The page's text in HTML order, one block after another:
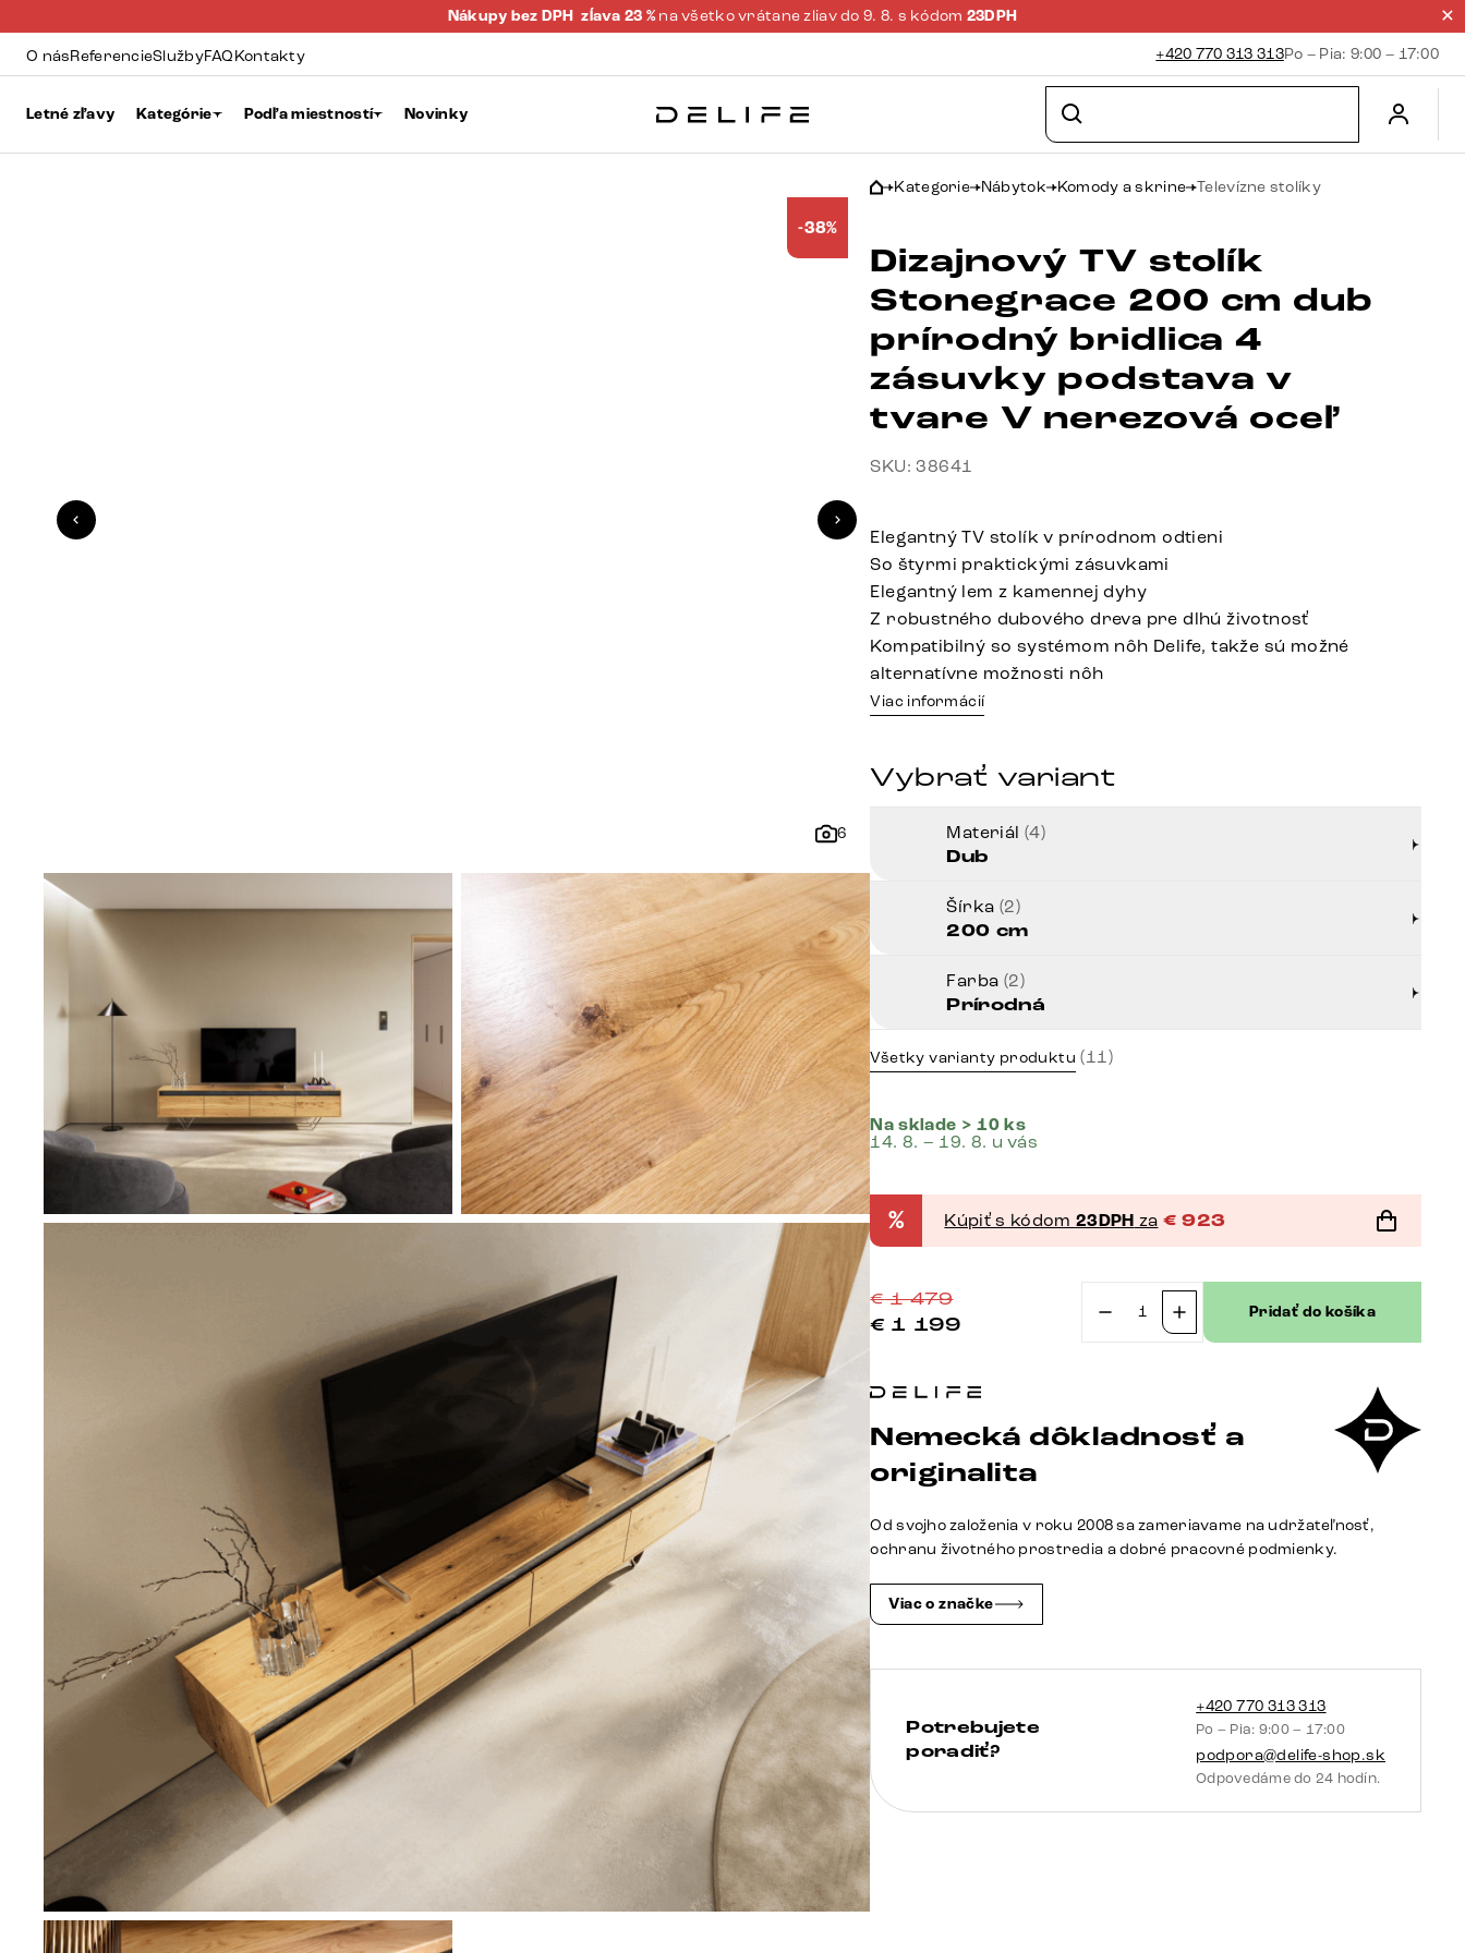
Nákupy bez DPH zĺava 23 % na všetko vrátane zliav do 9. 8. s kódom 23DPH
O násReferencieSlužbyFAQKontakty +420 770 313 313Po – Pia: 9:00 – 17:00
Letné zľavy Kategórie Podľa miestností Novinky
6
-38%
Kategorie Nábytok Komody a skrine Televízne stolíky
Dizajnový TV stolík
Stonegrace 200 cm dub
prírodný bridlica 4
zásuvky podstava v
tvare V nerezová oceľ
SKU: 38641
Elegantný TV stolík v prírodnom odtieni
So štyrmi praktickými zásuvkami
Elegantný lem z kamennej dyhy
Z robustného dubového dreva pre dlhú životnosť
Kompatibilný so systémom nôh Delife, takže sú možné
alternatívne možnosti nôh
Viac informácií
Vybrať variant
Materiál (4)
Dub
Šírka (2)
200 cm
Farba (2)
Prírodná
Všetky varianty produktu (11)
Na sklade > 10 ks
14. 8. – 19. 8. u vás
% Kúpiť s kódom 23DPH za € 923
€1 479
€ 1 199
množstvo
Stonegrace
dub
prírodný
Pridať do košíka
Nemecká dôkladnosť a
originalita
Od svojho založenia v roku 2008 sa zameriavame na udržateľnosť,
ochranu životného prostredia a dobré pracovné podmienky.
Viac o značke
Potrebujete
poradiť?
+420 770 313 313
Po – Pia: 9:00 – 17:00
podpora@delife-shop.sk
Odpovedáme do 24 hodín.